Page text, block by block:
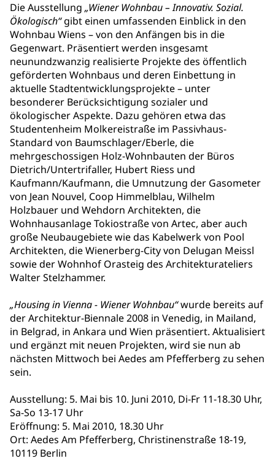
Die Ausstellung„Wiener Wohnbau – Innovativ. Sozial.
Ökologisch“gibt einen umfassenden Einblick in den
Wohnbau Wiens – von den Anfängen bis in die
Gegenwart. Präsentiert werden insgesamt
neunundzwanzig realisierte Projekte des öffentlich
geförderten Wohnbaus und deren Einbettung in
aktuelle Stadtentwicklungsprojekte – unter
besonderer Berücksichtigung sozialer und
ökologischer Aspekte. Dazu gehören etwa das
Studentenheim Molkereistraße im Passivhaus-
Standard von Baumschlager/Eberle, die
mehrgeschossigen Holz-Wohnbauten der Büros
Dietrich/Untertrifaller, Hubert Riess und
Kaufmann/Kaufmann, die Umnutzung der Gasometer
von Jean Nouvel, Coop Himmelblau, Wilhelm
Holzbauer und Wehdorn Architekten, die
Wohnhausanlage Tokiostraße von Artec, aber auch
große Neubaugebiete wie das Kabelwerk von Pool
Architekten, die Wienerberg-City von Delugan Meissl
sowie der Wohnhof Orasteig des Architekturateliers
Walter Stelzhammer.
„Housing in Vienna - Wiener Wohnbau“wurde bereits auf
der Architektur-Biennale 2008 in Venedig, in Mailand,
in Belgrad, in Ankara und Wien präsentiert. Aktualisiert
und ergänzt mit neuen Projekten, wird sie nun ab
nächsten Mittwoch bei Aedes am Pfefferberg zu sehen
sein.
Ausstellung: 5. Mai bis 10. Juni 2010, Di-Fr 11-18.30 Uhr,
Sa-So 13-17 Uhr
Eröffnung: 5. Mai 2010, 18.30 Uhr
Ort: Aedes Am Pfefferberg, Christinenstraße 18-19,
10119 Berlin